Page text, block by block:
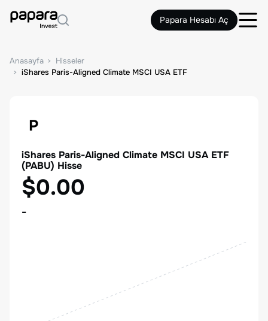
Papara Hesabı Aç
Anasayfa
Hisseler
iShares Paris-Aligned Climate MSCI USA ETF
P
iShares Paris-Aligned Climate MSCI USA ETF
(PABU) Hisse
$0.00
-